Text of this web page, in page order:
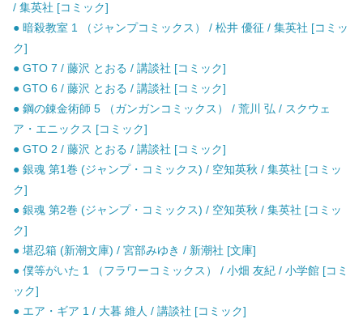
/ 集英社 [コミック]
● 暗殺教室 1 （ジャンプコミックス） / 松井 優征 / 集英社 [コミッ
ク]
● GTO 7 / 藤沢 とおる / 講談社 [コミック]
● GTO 6 / 藤沢 とおる / 講談社 [コミック]
● 鋼の錬金術師 5 （ガンガンコミックス） / 荒川 弘 / スクウェ
ア・エニックス [コミック]
● GTO 2 / 藤沢 とおる / 講談社 [コミック]
● 銀魂 第1巻 (ジャンプ・コミックス) / 空知英秋 / 集英社 [コミッ
ク]
● 銀魂 第2巻 (ジャンプ・コミックス) / 空知英秋 / 集英社 [コミッ
ク]
● 堪忍箱 (新潮文庫) / 宮部みゆき / 新潮社 [文庫]
● 僕等がいた 1 （フラワーコミックス） / 小畑 友紀 / 小学館 [コミ
ック]
● エア・ギア 1 / 大暮 維人 / 講談社 [コミック]